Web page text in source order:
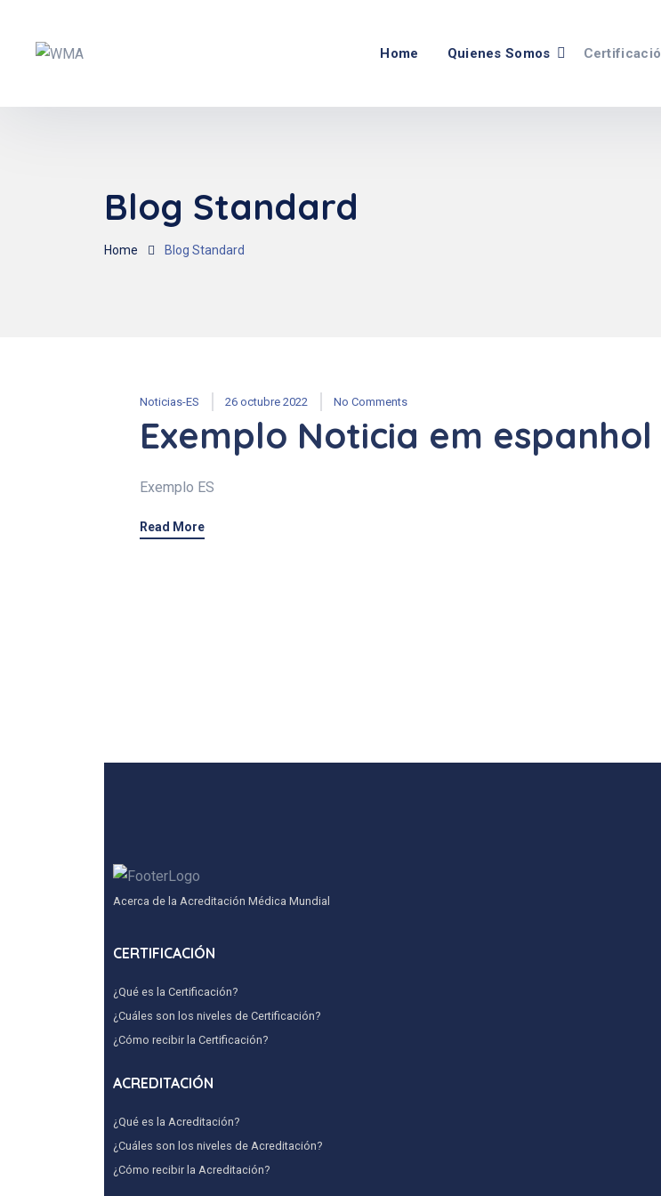
Home Quienes Somos
Blog Standard
Home Blog Standard
Noticias-ES 26 octubre 2022 No Comments
Exemplo Noticia em espanhol
Exemplo ES
Read More
Acerca de la Acreditación Médica Mundial
CERTIFICACIÓN
¿Qué es la Certificación?
¿Cuáles son los niveles de Certificación?
¿Cómo recibir la Certificación?
ACREDITACIÓN
¿Qué es la Acreditación?
¿Cuáles son los niveles de Acreditación?
¿Cómo recibir la Acreditación?